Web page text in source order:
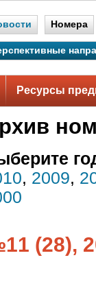
Номера
Ресурсы
, 2009,
(28),